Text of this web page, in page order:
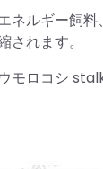
ネルギー飼
されます。
モロコシ